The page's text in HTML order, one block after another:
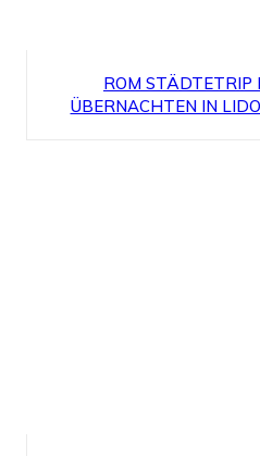
ROM STÄDTETRIP
ÜBERNACHTEN IN